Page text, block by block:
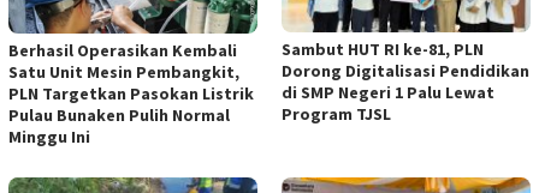
Berhasil Operasikan Kembali
Satu Unit Mesin Pembangkit,
PLN Targetkan Pasokan Listrik
Pulau Bunaken Pulih Normal
Minggu Ini
Sambut HUT RI ke-81, PLN
Dorong Digitalisasi Pendidikan
di SMP Negeri 1 Palu Lewat
Program TJSL